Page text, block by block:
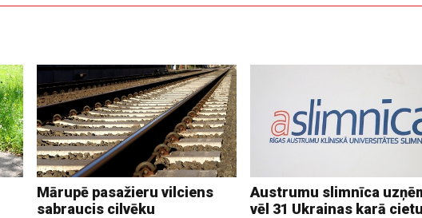
Mārupē pasažieru vilciens
sabraucis cilvēku
Austrumu slimnīca
vēl 31 Ukrainas karā